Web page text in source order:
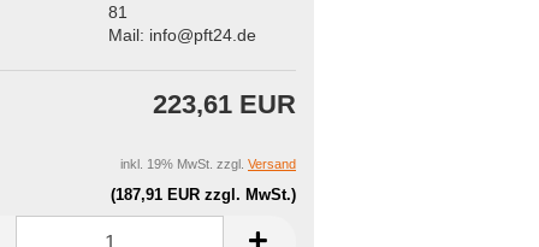
81
Mail: info@pft24.de
223,61 EUR
(187,91 EUR zzgl. MwSt.)
inkl. 19% MwSt. zzgl. Versand